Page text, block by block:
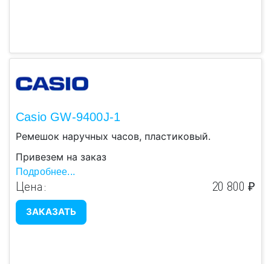
Casio GW-9400J-1
Ремешок наручных часов, пластиковый.
Привезем на заказ
Подробнее...
Цена: 20 800 ₽
ЗАКАЗАТЬ